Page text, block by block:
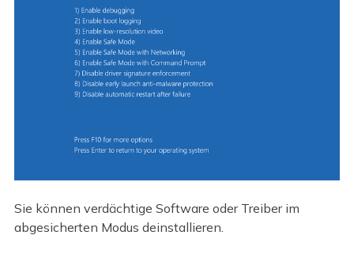
Sie können verdächtige Software oder Treiber im
abgesicherten Modus deinstallieren.